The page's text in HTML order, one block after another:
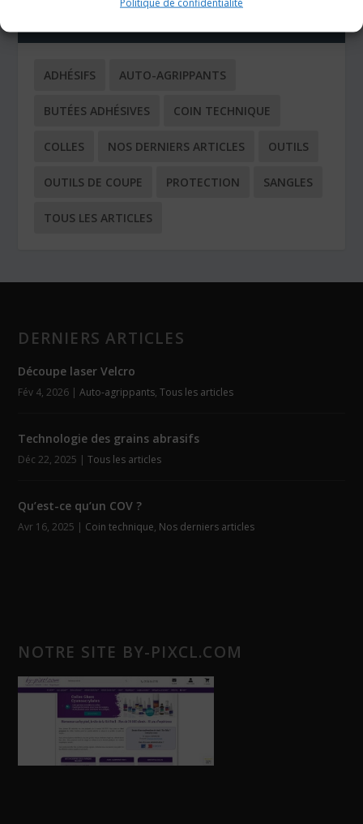
ADHÉSIFS AUTO-AGRIPPANTS
BUTÉES ADHÉSIVES COIN TECHNIQUE
COLLES NOS DERNIERS ARTICLES OUTILS
OUTILS DE COUPE PROTECTION SANGLES
TOUS LES ARTICLES
DERNIERS ARTICLES
Découpe laser Velcro
Fév 4, 2026 |Auto-agrippants,Tous les articles
Technologie des grains abrasifs
Déc 22, 2025 |Tous les articles
Qu’est-ce qu’un COV ?
Avr 16, 2025 | Coin technique, Nos derniers articles
NOTRE SITE BY-PIXCL.COM